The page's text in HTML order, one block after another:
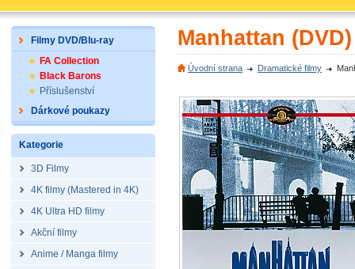
Filmy DVD/Blu-ray
FA Collection
Black Barons
Příslušenství
Dárkové poukazy
Kategorie
3D Filmy
4K filmy (Mastered in 4K)
4K Ultra HD filmy
Akční filmy
Anime / Manga filmy
Manhattan (DVD)
Úvodní strana Dramatické filmy